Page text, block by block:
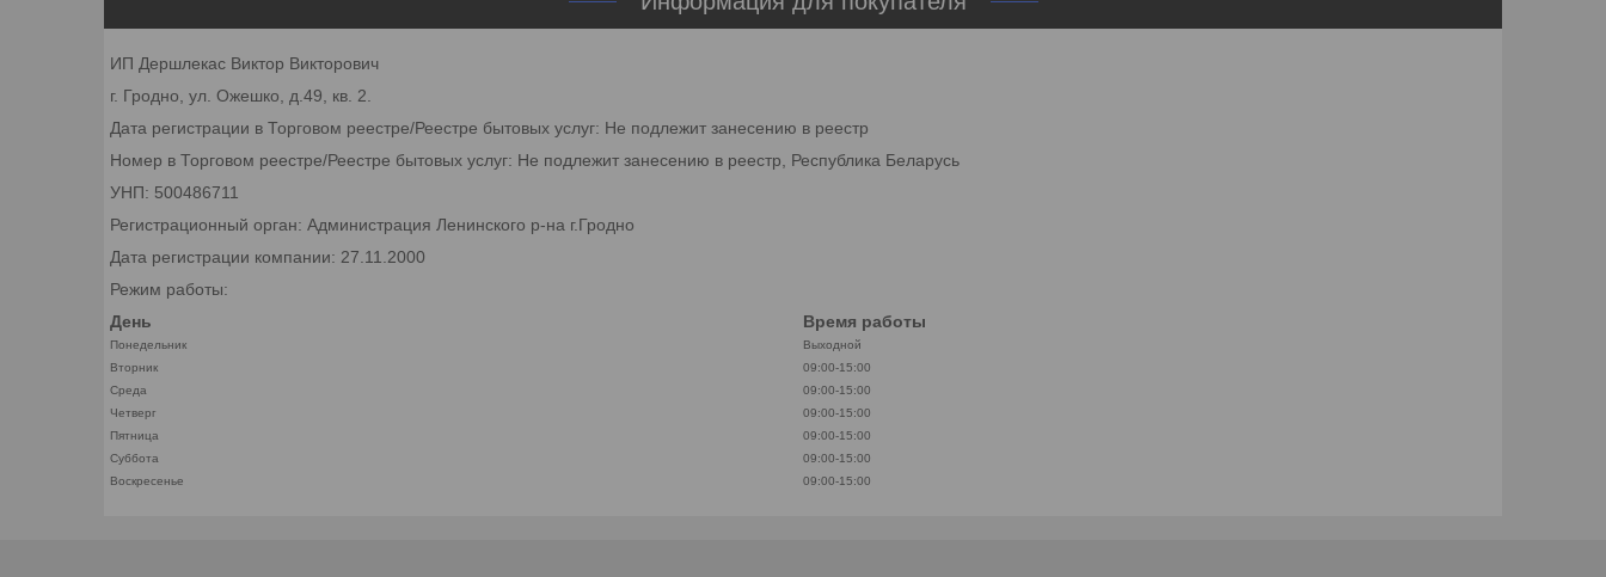
ИП Дершлекас Виктор Викторович
г. Гродно, ул. Ожешко, д.49, кв. 2.
Дата регистрации в Торговом реестре/Реестре бытовых услуг: Не подлежит занесению в реестр
Номер в Торговом реестре/Реестре бытовых услуг: Не подлежит занесению в реестр, Республика Беларусь
УНП: 500486711
Регистрационный орган: Администрация Ленинского р-на г.Гродно
Дата регистрации компании: 27.11.2000
Режим работы:
День
Время работы
Понедельник
Выходной
Вторник
09:00-15:00
Среда
09:00-15:00
Четверг
09:00-15:00
Пятница
09:00-15:00
Суббота
09:00-15:00
Воскресенье
09:00-15:00